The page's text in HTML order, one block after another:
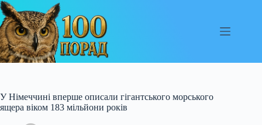
Перейти
до
вмісту
У Німеччині вперше описали гігантського морського
ящера віком 183 мільйони років